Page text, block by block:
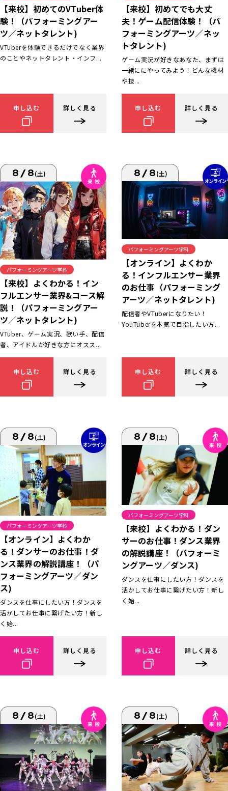
【来校】初めてのVTuber体
験！（パフォーミングアー
ツ／ネットタレント)
VTuberを体験できるだけでなく業界
のことやネットタレント・インフ...
申し込む 詳しく見る
【来校】初めてでも大丈
夫！ゲーム配信体験！（パ
フォーミングアーツ／ネッ
トタレント)
ゲーム実況が好きなあなた、まずは
一緒ににやってみよう！どんな機材
や技...
申し込む 詳しく見る
8/8(土)
パフォーミングアーツ学科
【来校】よくわかる！イン
フルエンサー業界&コース解
説！（パフォーミングアー
ツ／ネットタレント)
VTuber、ゲーム実況、歌い手、配信
者、アイドルが好きな方にオスス...
申し込む 詳しく見る
8/8(土)
パフォーミングアーツ学科
【オンライン】よくわか
る！インフルエンサー業界
のお仕事（パフォーミング
アーツ／ネットタレント)
配信者やVTuberになりたい！
YouTuberを本気で目指したい方...
申し込む 詳しく見る
8/8(土)
パフォーミングアーツ学科
【オンライン】よくわか
る！ダンサーのお仕事！ダ
ンス業界の解説講座！（パ
フォーミングアーツ／ダン
ス)
ダンスを仕事にしたい方！ダンスを
活かしてお仕事に繋げたい方！新し
く始...
申し込む 詳しく見る
8/8(土)
パフォーミングアーツ学科
【来校】よくわかる！ダン
サーのお仕事！ダンス業界
の解説講座！（パフォーミ
ングアーツ／ダンス)
ダンスを仕事にしたい方！ダンスを
活かしてお仕事に繋げたい方！新し
く始...
申し込む 詳しく見る
8/8(土) 8/8(土)